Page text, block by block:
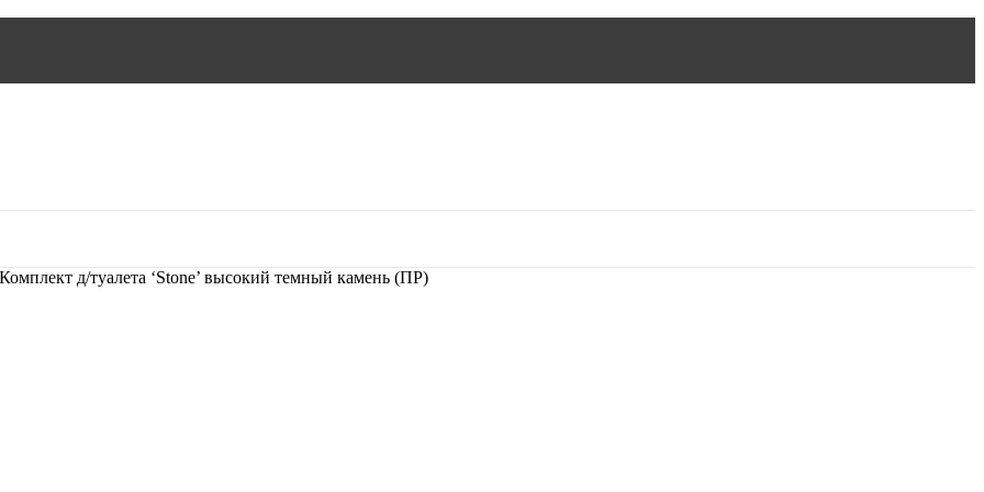
Комплект д/туалета ‘Stone’ высокий темный камень (ПР)